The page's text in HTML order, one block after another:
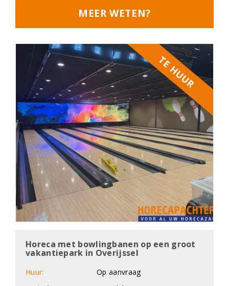
MEER WETEN?
TE HUUR
Horeca met bowlingbanen op een groot
vakantiepark in Overijssel
Huur:
Op aanvraag